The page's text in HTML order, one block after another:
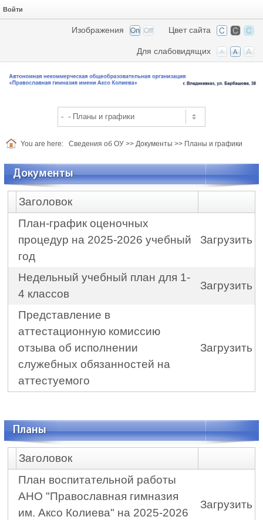
Войти
Цвет сайта
Изображения
Для слабовидящих
You are here: Сведения об ОУ >> Документы >> Планы и графики
Документы
Заголовок
План-график оценочных
процедур на 2025-2026 учебный
год
Загрузить
Недельный учебный план для 1-
4 классов
Загрузить
Представление в
аттестационную комиссию
отзыва об исполнении
служебных обязанностей на
аттестуемого
Загрузить
Планы
Заголовок
План воспитательной работы
АНО "Православная гимназия
им. Аксо Колиева" на 2025-2026
Загрузить